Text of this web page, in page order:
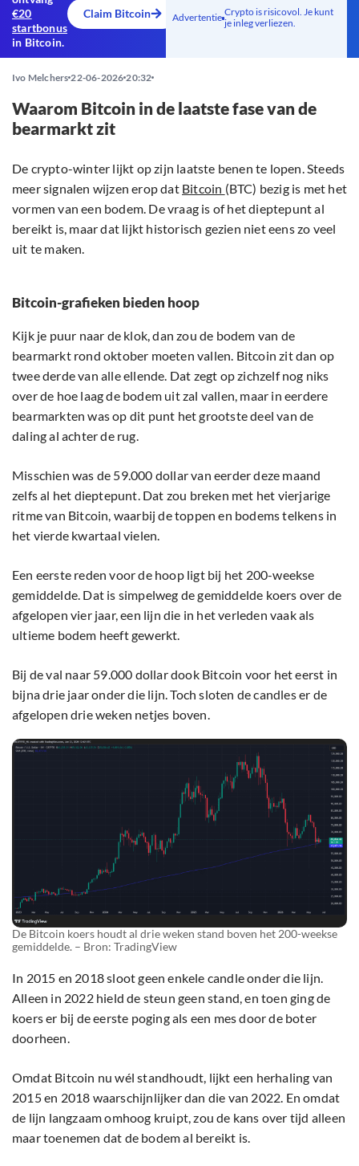
€20
startbonus
in Bitcoin.
Claim Bitcoin Advertentie Crypto is risicovol. Je kunt
je inleg verliezen.
Ivo Melchers 22-06-2026 20:32
Waarom Bitcoin in de laatste fase van de
bearmarkt zit
De crypto-winter lijkt op zijn laatste benen te lopen. Steeds
meer signalen wijzen erop dat Bitcoin (BTC) bezig is met het
vormen van een bodem. De vraag is of het dieptepunt al
bereikt is, maar dat lijkt historisch gezien niet eens zo veel
uit te maken.
Bitcoin-grafieken bieden hoop
Kijk je puur naar de klok, dan zou de bodem van de
bearmarkt rond oktober moeten vallen. Bitcoin zit dan op
twee derde van alle ellende. Dat zegt op zichzelf nog niks
over de hoe laag de bodem uit zal vallen, maar in eerdere
bearmarkten was op dit punt het grootste deel van de
daling al achter de rug.
Misschien was de 59.000 dollar van eerder deze maand
zelfs al het dieptepunt. Dat zou breken met het vierjarige
ritme van Bitcoin, waarbij de toppen en bodems telkens in
het vierde kwartaal vielen.
Een eerste reden voor de hoop ligt bij het 200-weekse
gemiddelde. Dat is simpelweg de gemiddelde koers over de
afgelopen vier jaar, een lijn die in het verleden vaak als
ultieme bodem heeft gewerkt.
Bij de val naar 59.000 dollar dook Bitcoin voor het eerst in
bijna drie jaar onder die lijn. Toch sloten de candles er de
afgelopen drie weken netjes boven.
De Bitcoin koers houdt al drie weken stand boven het 200-weekse
gemiddelde. – Bron: TradingView
In 2015 en 2018 sloot geen enkele candle onder die lijn.
Alleen in 2022 hield de steun geen stand, en toen ging de
koers er bij de eerste poging als een mes door de boter
doorheen.
Omdat Bitcoin nu wél standhoudt, lijkt een herhaling van
2015 en 2018 waarschijnlijker dan die van 2022. En omdat
de lijn langzaam omhoog kruipt, zou de kans over tijd alleen
maar toenemen dat de bodem al bereikt is.